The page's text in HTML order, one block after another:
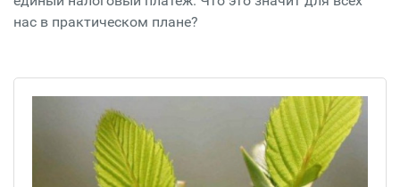
нас в практическом плане?